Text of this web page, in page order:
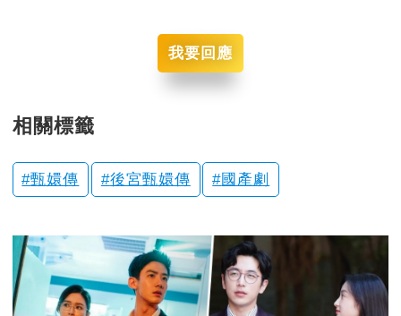
我要回應
相關標籤
甄嬛傳 後宮甄嬛傳 國產劇